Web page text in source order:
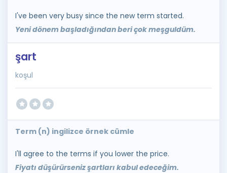
I've been very busy since the new term started.
Yeni dönem başladığından beri çok meşguldüm.
şart
koşul
Term (n) ingilizce örnek cümle
I'll agree to the terms if you lower the price.
Fiyatı düşürürseniz şartları kabul edeceğim.